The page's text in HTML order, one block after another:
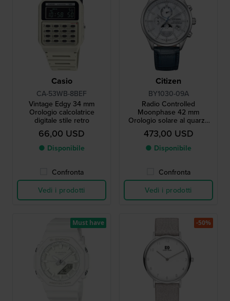
Casio
CA-53WB-8BEF
Vintage Edgy 34 mm
Orologio calcolatrice
digitale stile retro
66,00 USD
● Disponibile
Confronta
Vedi i prodotti
Citizen
BY1030-09A
Radio Controlled
Moonphase 42 mm
Orologio solare al quarzo
radiocontrollato con fasi
lunari
473,00 USD
● Disponibile
Confronta
Vedi i prodotti
Must have -50%